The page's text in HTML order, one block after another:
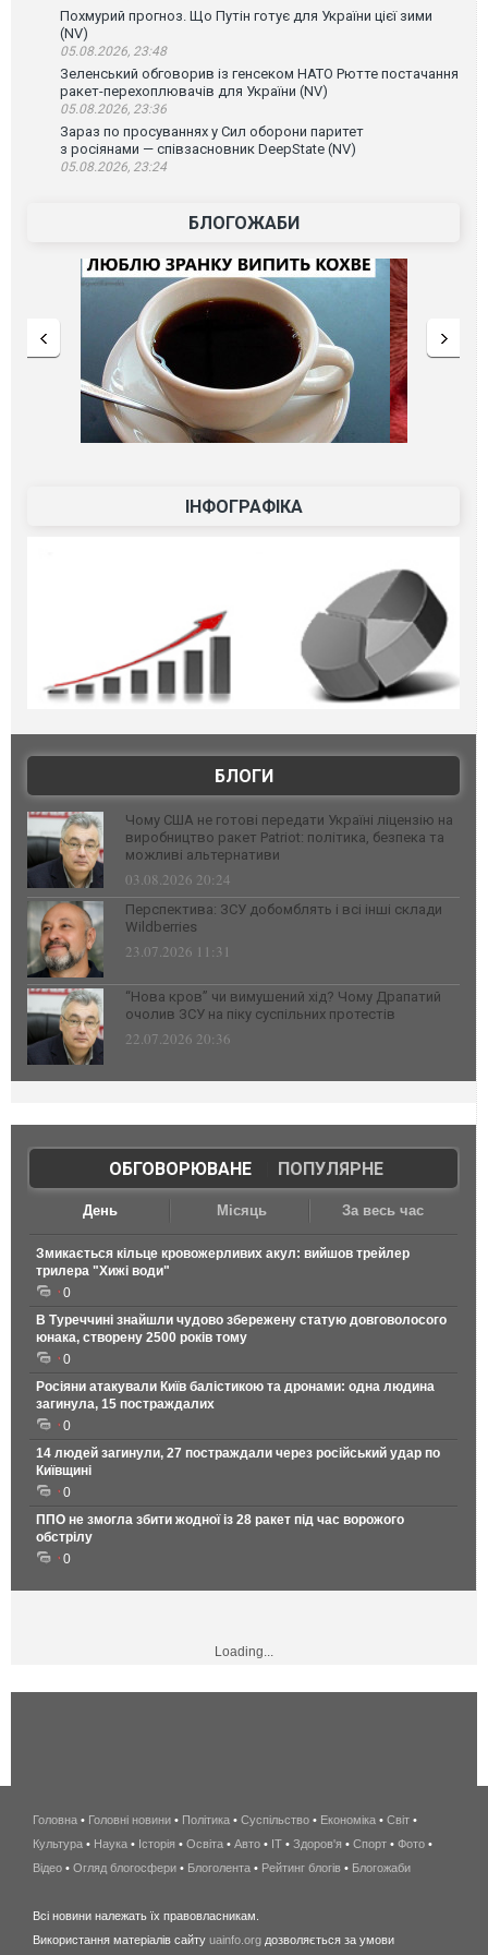
Похмурий прогноз. Що Путін готує для України цієї зими
(NV)
05.08.2026, 23:48
Зеленський обговорив із генсеком НАТО Рютте постачання
ракет-перехоплювачів для України (NV)
05.08.2026, 23:36
Зараз по просуваннях у Сил оборони паритет
з росіянами — співзасновник DeepState (NV)
05.08.2026, 23:24
БЛОГОЖАБИ
ІНФОГРАФІКА
БЛОГИ
Чому США не готові передати Україні ліцензію на
виробництво ракет Patriot: політика, безпека та
можливі альтернативи
03.08.2026 20:24
Перспектива: ЗСУ добомблять і всі інші склади
Wildberries
23.07.2026 11:31
“Нова кров” чи вимушений хід? Чому Драпатий
очолив ЗСУ на піку суспільних протестів
22.07.2026 20:36
ОБГОВОРЮВАНЕ| ПОПУЛЯРНЕ
День Місяць За весь час
Змикається кільце кровожерливих акул: вийшов трейлер
трилера "Хижі води"
0
В Туреччині знайшли чудово збережену статую довговолосого
юнака, створену 2500 років тому
0
Росіяни атакували Київ балістикою та дронами: одна людина
загинула, 15 постраждалих
0
14 людей загинули, 27 постраждали через російський удар по
Київщині
0
ППО не змогла збити жодної із 28 ракет під час ворожого
обстрілу
0
Loading...
беспроводной
интернет
киев
wimax
Головна • Головні новини • Політика • Суспільство • Економіка • Світ •
Культура • Наука • Історія • Освіта • Авто • IT • Здоров'я • Спорт • Фото •
Відео • Огляд блогосфери • Блоголента • Рейтинг блогів • Блогожаби
Всі новини належать їх правовласникам.
Використання матеріалів сайту uainfo.org дозволяється за умови